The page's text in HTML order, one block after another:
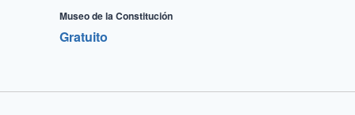
Museo de la Constitución
Gratuito